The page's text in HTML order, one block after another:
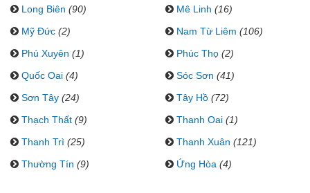
Long Biên (90) Mê Linh (16)
Mỹ Đức (2) Nam Từ Liêm (106)
Phú Xuyên (1) Phúc Thọ (2)
Quốc Oai (4) Sóc Sơn (41)
Sơn Tây (24) Tây Hồ (72)
Thạch Thất (9) Thanh Oai (1)
Thanh Trì (25) Thanh Xuân (121)
Thường Tín (9) Ứng Hòa (4)